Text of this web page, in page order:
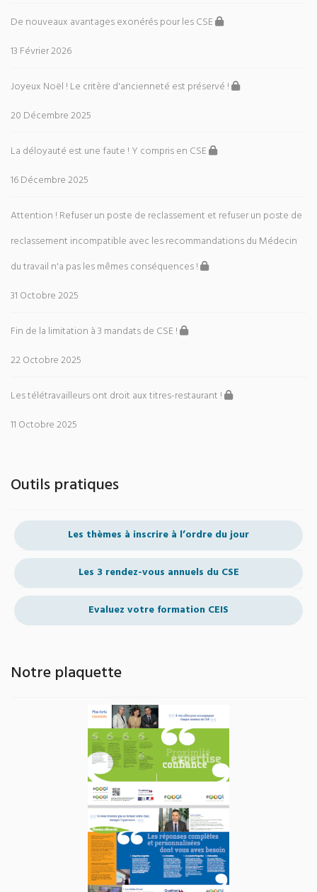
De nouveaux avantages exonérés pour les CSE
13 Février 2026
Joyeux Noël ! Le critère d'ancienneté est préservé !
20 Décembre 2025
La déloyauté est une faute ! Y compris en CSE
16 Décembre 2025
Attention ! Refuser un poste de reclassement et refuser un poste de
reclassement incompatible avec les recommandations du Médecin
du travail n'a pas les mêmes conséquences !
31 Octobre 2025
Fin de la limitation à 3 mandats de CSE !
22 Octobre 2025
Les télétravailleurs ont droit aux titres-restaurant !
11 Octobre 2025
Outils pratiques
Les thèmes à inscrire à l’ordre du jour
Les 3 rendez-vous annuels du CSE
Evaluez votre formation CEIS
Notre plaquette